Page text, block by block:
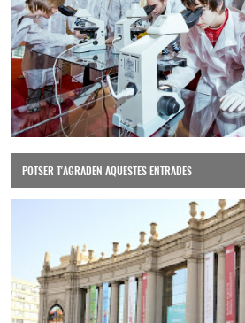
POTSER T'AGRADEN AQUESTES ENTRADES